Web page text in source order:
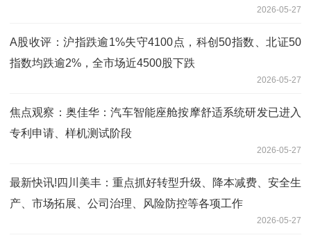
2026-05-27
A股收评：沪指跌逾1%失守4100点，科创50指数、北证50
指数均跌逾2%，全市场近4500股下跌
2026-05-27
焦点观察：奥佳华：汽车智能座舱按摩舒适系统研发已进入
专利申请、样机测试阶段
2026-05-27
最新快讯!四川美丰：重点抓好转型升级、降本减费、安全生
产、市场拓展、公司治理、风险防控等各项工作
2026-05-27